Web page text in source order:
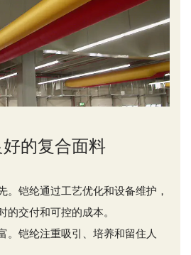
的复合面料
。铠纶通过工艺优化和设备维护，
的交付和可控的成本。
。铠纶注重吸引、培养和留住人